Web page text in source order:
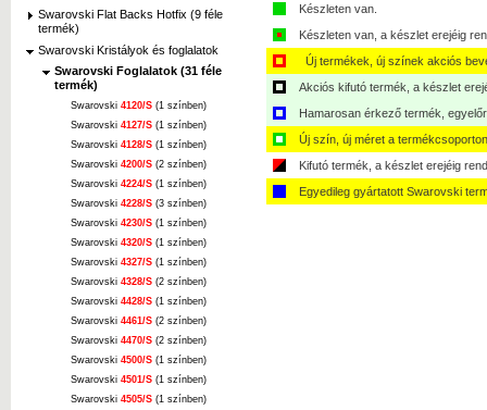
Swarovski Flat Backs Hotfix (9 féle
termék)
Swarovski Kristályok és foglalatok
Swarovski Foglalatok (31 féle
termék)
Swarovski 4120/S (1 színben)
Swarovski 4127/S (1 színben)
Swarovski 4128/S (1 színben)
Swarovski 4200/S (2 színben)
Swarovski 4224/S (1 színben)
Swarovski 4228/S (3 színben)
Swarovski 4230/S (1 színben)
Swarovski 4320/S (1 színben)
Swarovski 4327/S (1 színben)
Swarovski 4328/S (2 színben)
Swarovski 4428/S (1 színben)
Swarovski 4461/S (2 színben)
Swarovski 4470/S (2 színben)
Swarovski 4500/S (1 színben)
Swarovski 4501/S (1 színben)
Swarovski 4505/S (1 színben)
Készleten van.
Készleten van, a készlet erejéig
Új termékek, új színek akciós
Akciós kifutó termék, a készlet
Hamarosan érkező termék,
Új szín, új méret a
Kifutó termék, a készlet erejéig
Egyedileg gyártatott Swarovski